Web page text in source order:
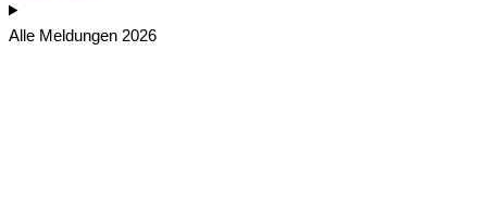
Alle Meldungen 2026